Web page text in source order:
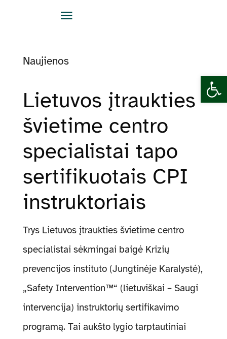
Toggle
Veiklos sritys
Struktūra ir kontaktai
Administracinė informacija
Naujienos
Lietuvos įtraukties
švietime centro
specialistai tapo
sertifikuotais CPI
instruktoriais
Trys Lietuvos įtraukties švietime centro
specialistai sėkmingai baigė Krizių
prevencijos instituto (Jungtinėje Karalystė),
„Safety Intervention™“ (lietuviškai – Saugi
intervencija) instruktorių sertifikavimo
programą. Tai aukšto lygio tarptautiniai